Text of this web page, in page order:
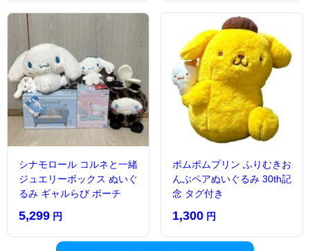
シナモロール コルネと一緒
ジュエリーボックス ぬいぐ
るみ ギャルらび ポーチ
5,299 円
ポムポムプリン ふりむきお
んぶペアぬいぐるみ 30th記
念 タグ付き
1,300 円